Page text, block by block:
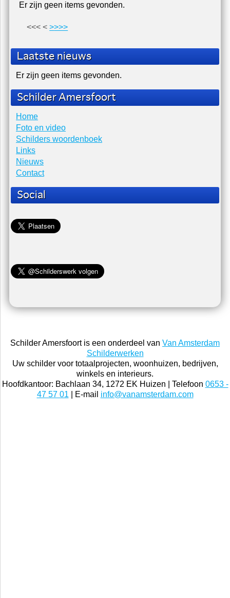
Er zijn geen items gevonden.
<<<<>>>>
Laatste nieuws
Er zijn geen items gevonden.
Schilder Amersfoort
Home
Foto en video
Schilders woordenboek
Links
Nieuws
Contact
Social
Schilder Amersfoort is een onderdeel van Van Amsterdam
Schilderwerken
Uw schilder voor totaalprojecten, woonhuizen, bedrijven,
winkels en interieurs.
Hoofdkantoor: Bachlaan 34, 1272 EK Huizen | Telefoon 0653 -
47 57 01 | E-mail info@vanamsterdam.com